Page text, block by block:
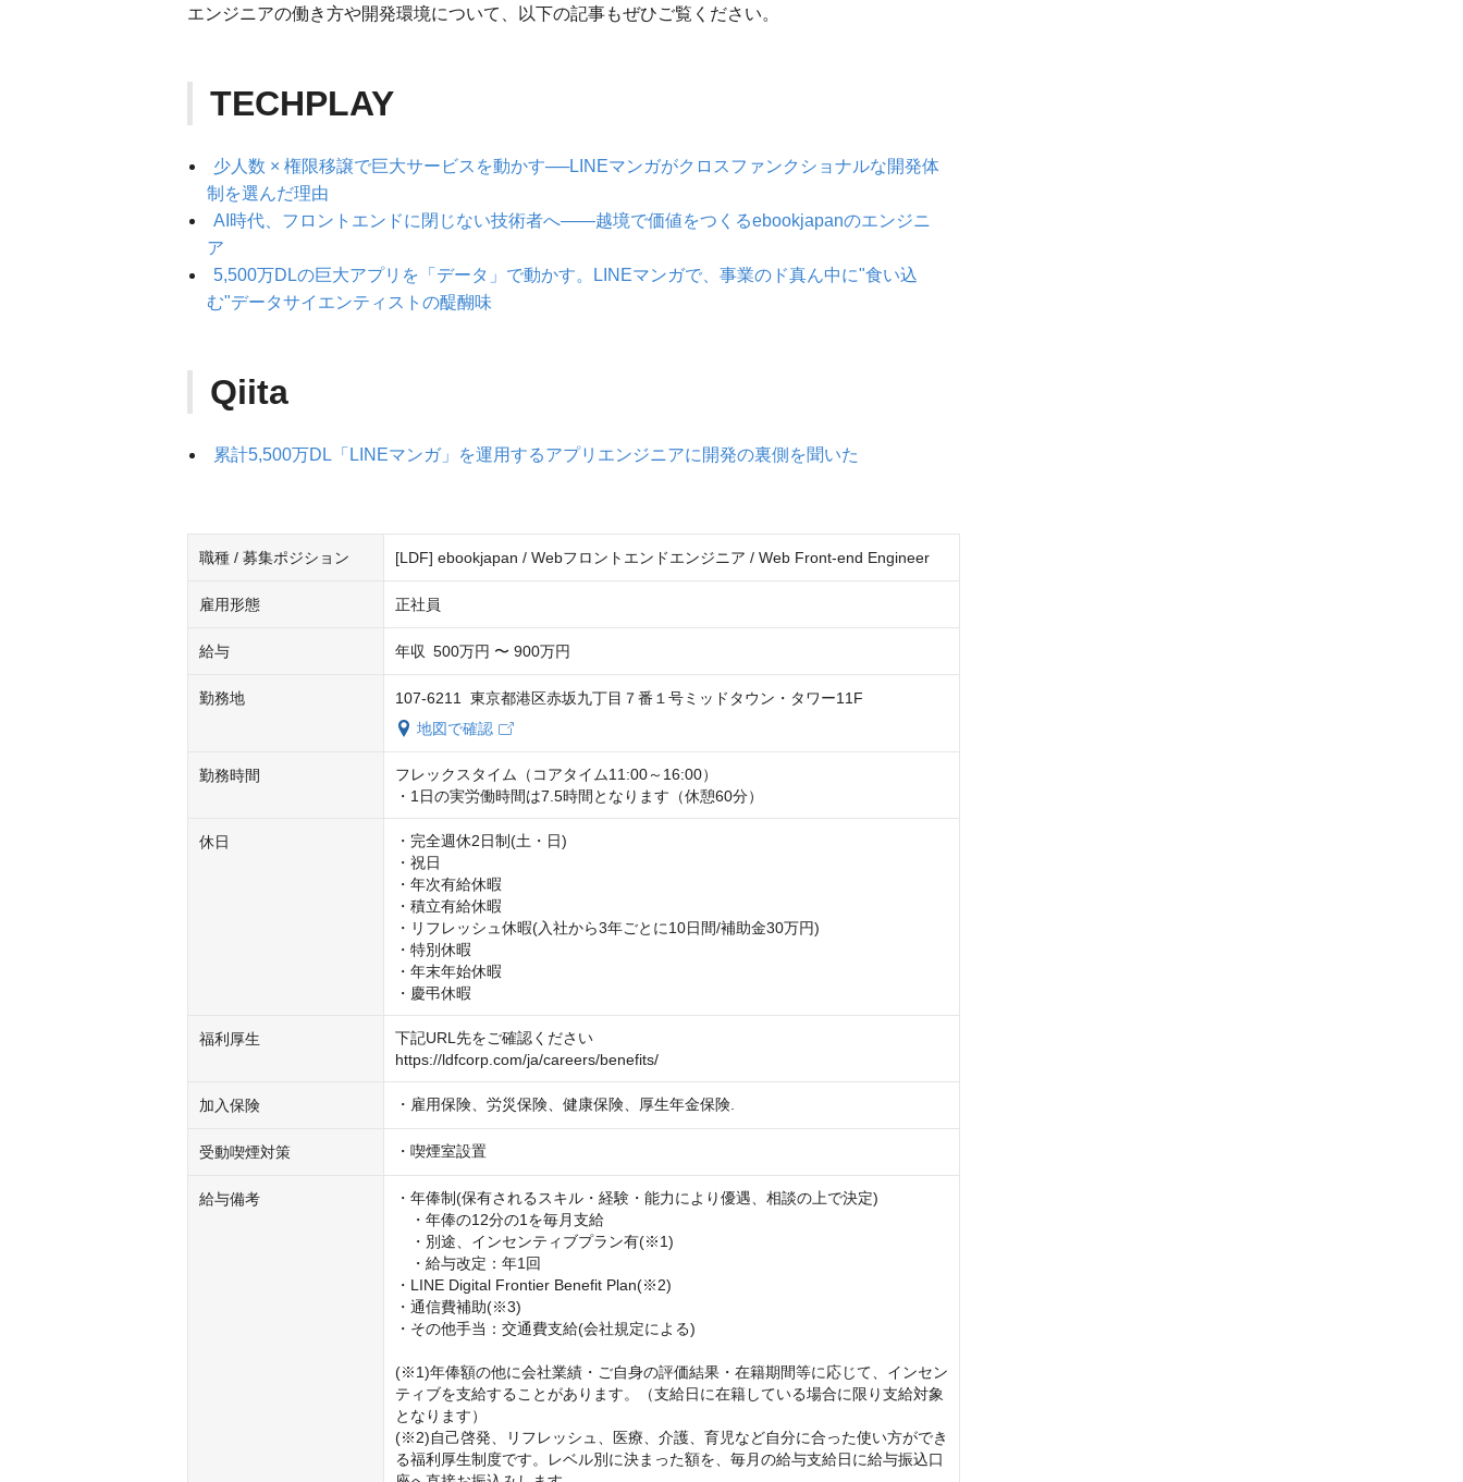
エンジニアの働き方や開発環境について、以下の記事もぜひご覧ください。
TECHPLAY
少人数 × 権限移譲で巨大サービスを動かす──LINEマンガがクロスファンクショナルな開発体
制を選んだ理由
AI時代、フロントエンドに閉じない技術者へ——越境で価値をつくるebookjapanのエンジニ
ア
5,500万DLの巨大アプリを「データ」で動かす。LINEマンガで、事業のド真ん中に"食い込
む"データサイエンティストの醍醐味
Qiita
累計5,500万DL「LINEマンガ」を運用するアプリエンジニアに開発の裏側を聞いた
職種 / 募集ポジション [LDF] ebookjapan / Webフロントエンドエンジニア / Web Front-end Engineer
雇用形態 正社員
給与 年収 500万円 〜 900万円
勤務地
107-6211 東京都港区赤坂九丁目７番１号ミッドタウン・タワー11F
地図で確認
勤務時間
フレックスタイム（コアタイム11:00～16:00）
・1日の実労働時間は7.5時間となります（休憩60分）
休日
・完全週休2日制(土・日)
・祝日
・年次有給休暇
・積立有給休暇
・リフレッシュ休暇(入社から3年ごとに10日間/補助金30万円)
・特別休暇
・年末年始休暇
・慶弔休暇
福利厚生
下記URL先をご確認ください
https://ldfcorp.com/ja/careers/benefits/
加入保険 ・雇用保険、労災保険、健康保険、厚生年金保険.
受動喫煙対策 ・喫煙室設置
給与備考
・年俸制(保有されるスキル・経験・能力により優遇、相談の上で決定)
・年俸の12分の1を毎月支給
・別途、インセンティブプラン有(※1)
・給与改定：年1回
・LINE Digital Frontier Benefit Plan(※2)
・通信費補助(※3)
・その他手当：交通費支給(会社規定による)
(※1)年俸額の他に会社業績・ご自身の評価結果・在籍期間等に応じて、インセン
ティブを支給することがあります。（支給日に在籍している場合に限り支給対象
となります）
(※2)自己啓発、リフレッシュ、医療、介護、育児など自分に合った使い方ができ
る福利厚生制度です。レベル別に決まった額を、毎月の給与支給日に給与振込口